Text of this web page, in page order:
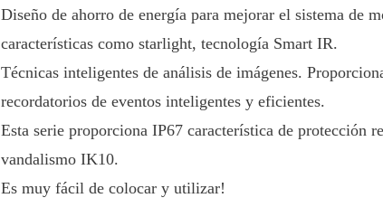
Diseño de ahorro de energía para mejorar el sistema de
características como starlight, tecnología Smart IR.
Técnicas inteligentes de análisis de imágenes.
recordatorios de eventos inteligentes y eficientes.
Esta serie proporciona IP67 característica de protección
vandalismo IK10.
Es muy fácil de colocar y utilizar!